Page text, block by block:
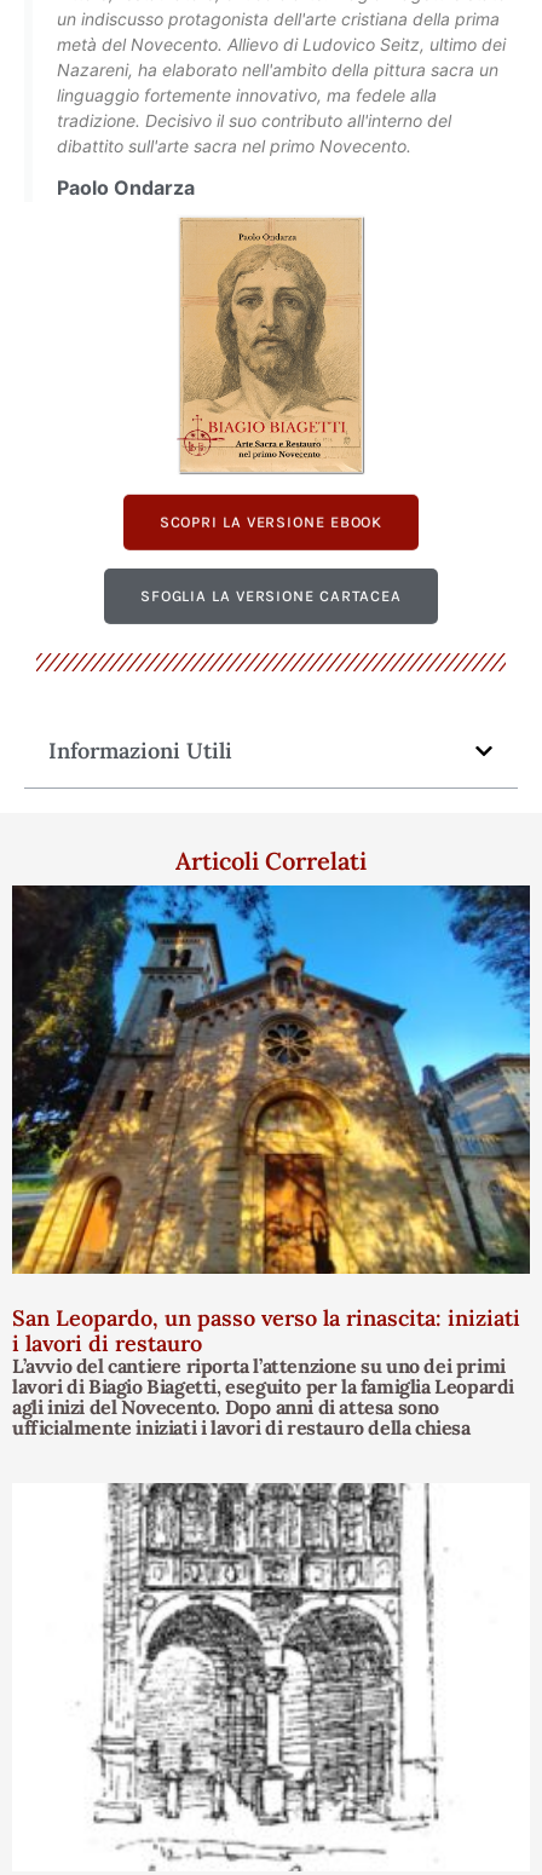
un indiscusso protagonista dell'arte cristiana della prima
metà del Novecento. Allievo di Ludovico Seitz, ultimo dei
Nazareni, ha elaborato nell'ambito della pittura sacra un
linguaggio fortemente innovativo, ma fedele alla
tradizione. Decisivo il suo contributo all'interno del
dibattito sull'arte sacra nel primo Novecento.
Paolo Ondarza
SCOPRI LA VERSIONE EBOOK
SFOGLIA LA VERSIONE CARTACEA
Informazioni Utili
Articoli Correlati
San Leopardo, un passo verso la rinascita: iniziati
i lavori di restauro
L’avvio del cantiere riporta l’attenzione su uno dei primi
lavori di Biagio Biagetti, eseguito per la famiglia Leopardi
agli inizi del Novecento. Dopo anni di attesa sono
ufficialmente iniziati i lavori di restauro della chiesa